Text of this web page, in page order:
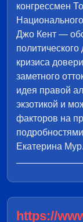
конгрессмен
Джо Кент —
кризиса
заметного
идея правой
экзотикой и
факторов на
Екатерина Мур.
https://